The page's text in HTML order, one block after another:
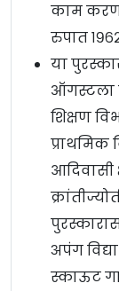
काम
रुपात
या
ऑगस्टला
शिक्षण
प्राथमिक
आदिवासी
अपंग
स्काऊट